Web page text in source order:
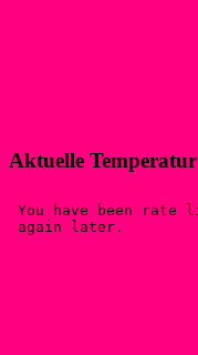
Aktuelle Temperatur